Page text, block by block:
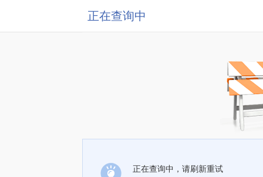
正在查询中
正在查询中，请刷新重试